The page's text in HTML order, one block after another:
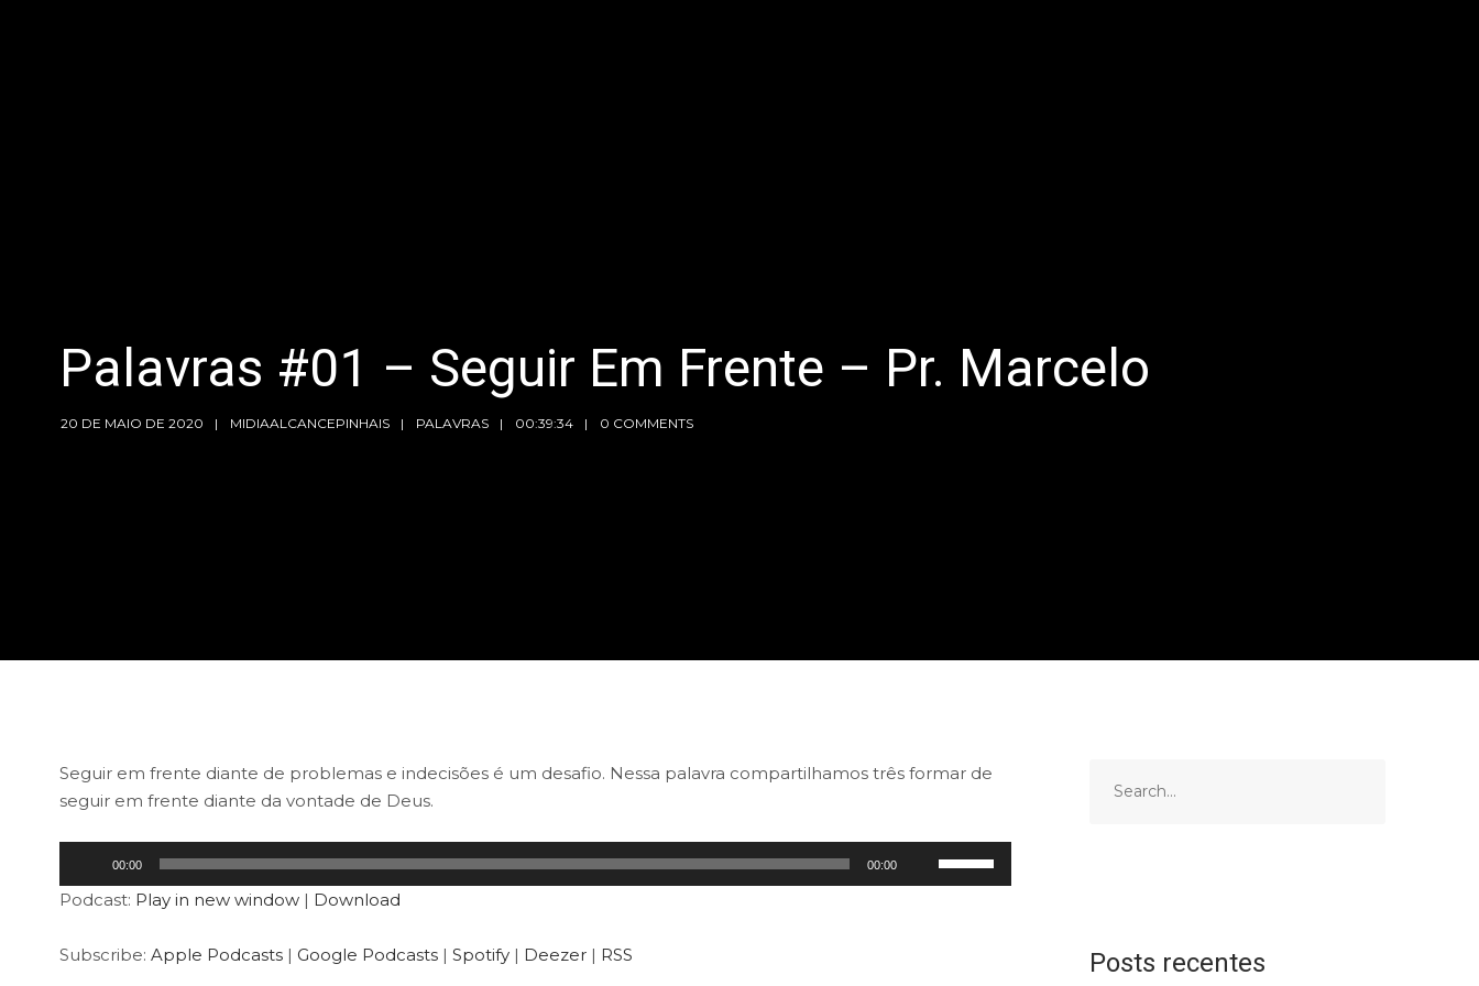
Palavras #01 – Seguir Em Frente – Pr. Marcelo
20 DE MAIO DE 2020 MIDIAALCANCEPINHAIS PALAVRAS 00:39:34 0 COMMENTS
Seguir em frente diante de problemas e indecisões é um desafio. Nessa palavra compartilhamos três formar de
seguir em frente diante da vontade de Deus.
de
áudio
00:00 00:00
as
Podcast: Play in new window| Download
Subscribe: Apple Podcasts| Google Podcasts| Spotify| Deezer| RSS Posts recentes